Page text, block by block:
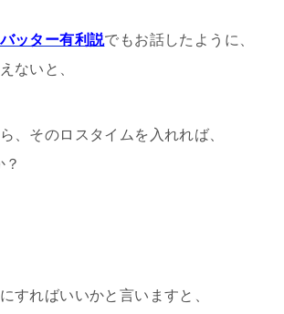
ッター有利説でもお話したように、
ないと、
、そのロスタイムを入れれば、
すればいいかと言いますと、